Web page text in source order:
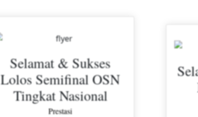
Selamat & Sukses
Lolos Semifinal OSN
Tingkat Nasional
Prestasi